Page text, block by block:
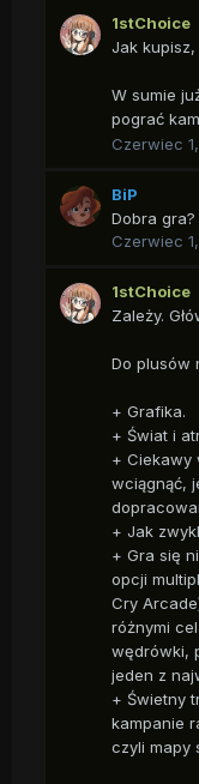
1stChoice
Jak
W sumie
pograć
Czerwiec
BiP
Dobra gra?
Czerwiec
1stChoice
Zależy.
Do plusów
+ Grafika.
+ Świat i
+ Ciekawy
wciągnąć,
+ Jak
+ Gra się
opcji
Cry
różnymi
wędrówki,
jeden z
+ Świetny
kampanie
czyli mapy